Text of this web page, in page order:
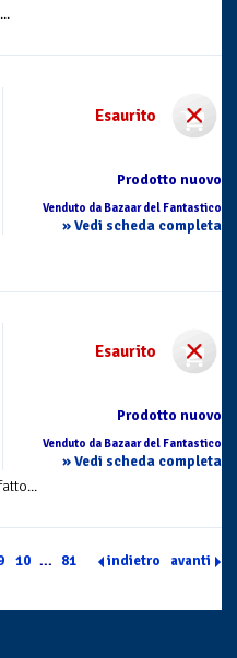
Esaurito
Prodotto nuovo
Venduto da Bazaar del Fantastico
» Vedi scheda completa
Esaurito
Prodotto nuovo
Venduto da Bazaar del Fantastico
» Vedi scheda completa
10 ... 81 indietro avanti